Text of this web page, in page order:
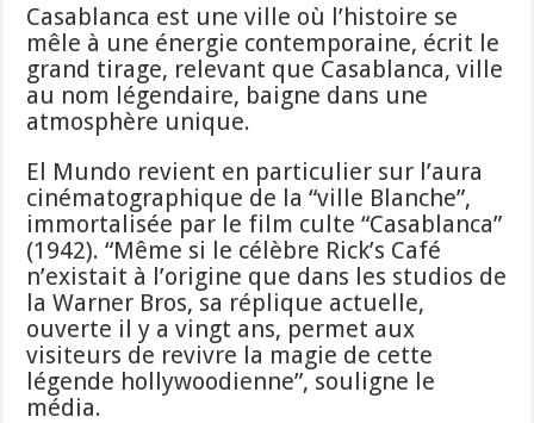
Casablanca est une ville où l’histoire se
mêle à une énergie contemporaine, écrit le
grand tirage, relevant que Casablanca, ville
au nom légendaire, baigne dans une
atmosphère unique.
El Mundo revient en particulier sur l’aura
cinématographique de la “ville Blanche”,
immortalisée par le film culte “Casablanca”
(1942). “Même si le célèbre Rick’s Café
n’existait à l’origine que dans les studios de
la Warner Bros, sa réplique actuelle,
ouverte il y a vingt ans, permet aux
visiteurs de revivre la magie de cette
légende hollywoodienne”, souligne le
média.